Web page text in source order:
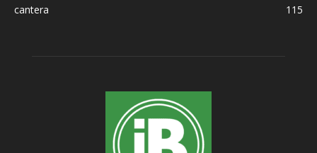
cantera
115